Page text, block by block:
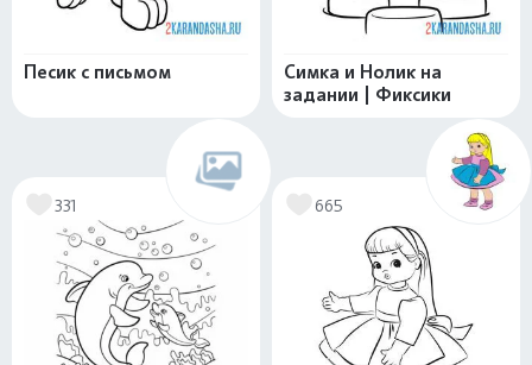
Песик с письмом
Симка и Нолик на
задании | Фиксики
331 665